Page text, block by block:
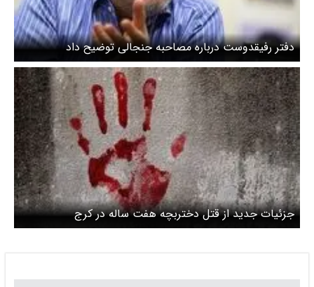
دفتر رفیقدوست درباره مصاحبه جنجالی توضیح داد
جزئیات جدید از قتل دختربچه هفت ساله در کرج